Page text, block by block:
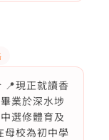
現正就讀香
業於深水埗
選修體育及
母校為初中學